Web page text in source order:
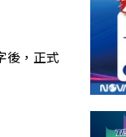
後，正式